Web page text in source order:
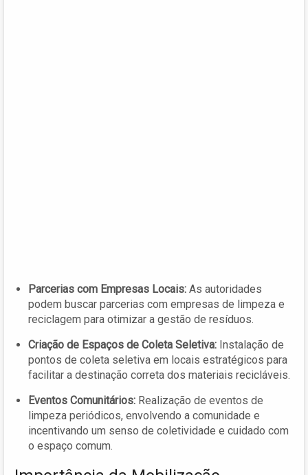
Parcerias com Empresas Locais: As autoridades
podem buscar parcerias com empresas de limpeza e
reciclagem para otimizar a gestão de resíduos.
Criação de Espaços de Coleta Seletiva: Instalação de
pontos de coleta seletiva em locais estratégicos para
facilitar a destinação correta dos materiais recicláveis.
Eventos Comunitários: Realização de eventos de
limpeza periódicos, envolvendo a comunidade e
incentivando um senso de coletividade e cuidado com
o espaço comum.